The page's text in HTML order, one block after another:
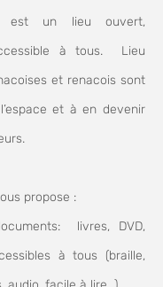
est un lieu ouvert,
à tous. Lieu
et renacois sont
et à en devenir
propose :
livres, DVD,
à tous (braille,